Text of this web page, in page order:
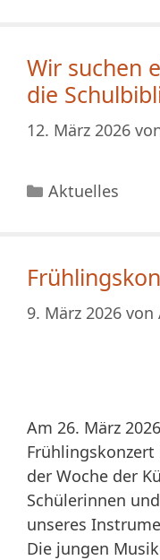
Wir suchen
die
12. März 2026
Kategorien
Aktuelles
9. März 2026 von
Am 26. März
der Woche der
Schülerinnen
unseres
Die jungen